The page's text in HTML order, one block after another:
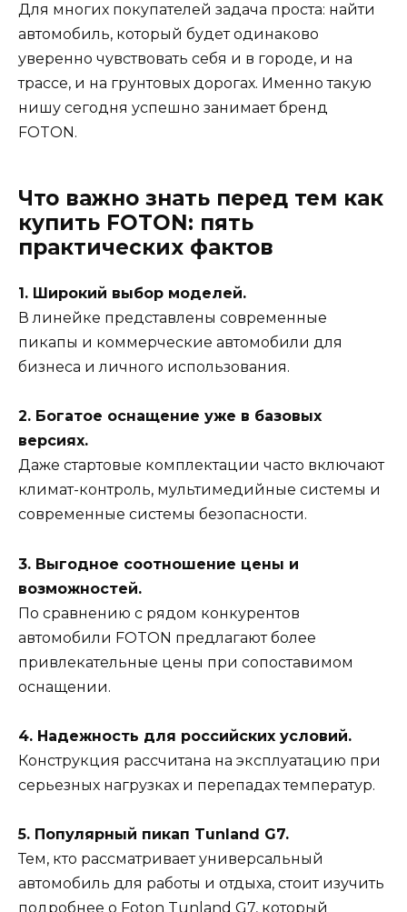
Для многих покупателей задача проста: найти
автомобиль, который будет одинаково
уверенно чувствовать себя и в городе, и на
трассе, и на грунтовых дорогах. Именно такую
нишу сегодня успешно занимает бренд
FOTON.
Что важно знать перед тем как
купить FOTON: пять
практических фактов
1. Широкий выбор моделей.
В линейке представлены современные
пикапы и коммерческие автомобили для
бизнеса и личного использования.
2. Богатое оснащение уже в базовых
версиях.
Даже стартовые комплектации часто включают
климат-контроль, мультимедийные системы и
современные системы безопасности.
3. Выгодное соотношение цены и
возможностей.
По сравнению с рядом конкурентов
автомобили FOTON предлагают более
привлекательные цены при сопоставимом
оснащении.
4. Надежность для российских условий.
Конструкция рассчитана на эксплуатацию при
серьезных нагрузках и перепадах температур.
5. Популярный пикап Tunland G7.
Тем, кто рассматривает универсальный
автомобиль для работы и отдыха, стоит изучить
подробнее о Foton Tunland G7, который